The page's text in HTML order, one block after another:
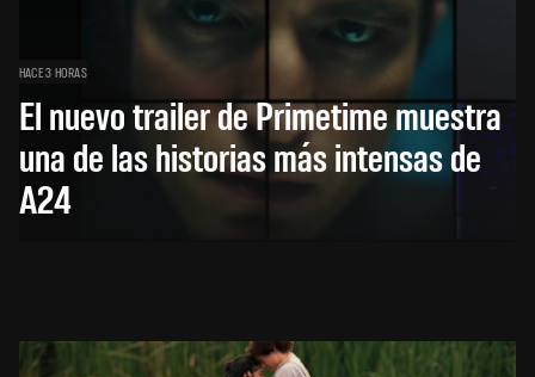
HACE 3 HORAS
El nuevo trailer de Primetime muestra
una de las historias más intensas de
A24